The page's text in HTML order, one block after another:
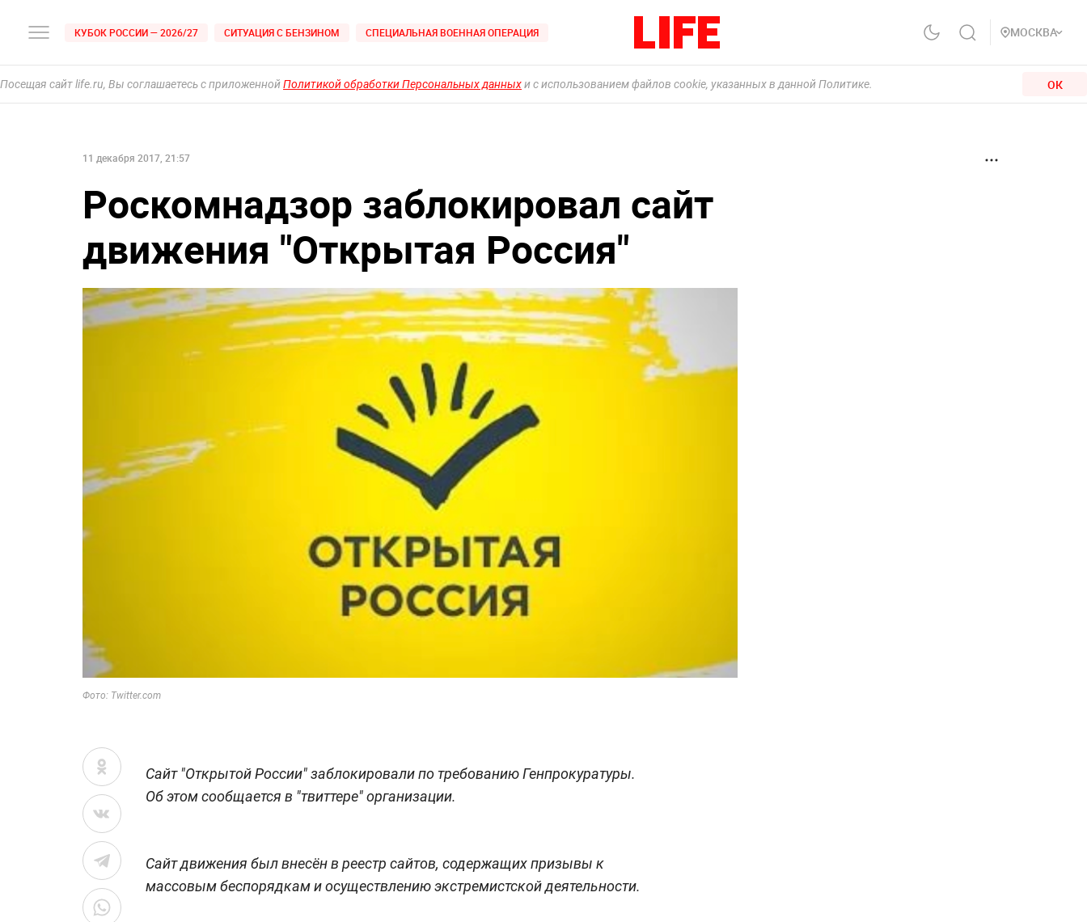
КУБОК РОССИИ — 2026/27 СИТУАЦИЯ С БЕНЗИНОМ СПЕЦИАЛЬНАЯ ВОЕННАЯ ОПЕРАЦИЯ МОСКВА
Посещая сайт life.ru, Вы соглашаетесь с приложеннойПолитикой обработки Персональных данныхи с использованием файлов cookie, указанных в данной Политике. ОК
11 декабря 2017, 21:57
Роскомнадзор заблокировал сайт
движения "Открытая Россия"
Фото: Twitter.com
Сайт "Открытой России"заблокировали по требованию Генпрокуратуры.
Об этом сообщается в "твиттере" организации.
Сайт движения был внесён в реестр сайтов, содержащих призывы к
массовым беспорядкам и осуществлению экстремистской деятельности.